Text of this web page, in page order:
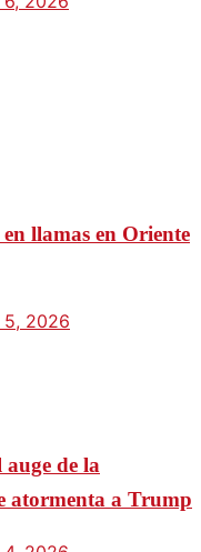
llamas en Oriente
2026
de la
atormenta a Trump